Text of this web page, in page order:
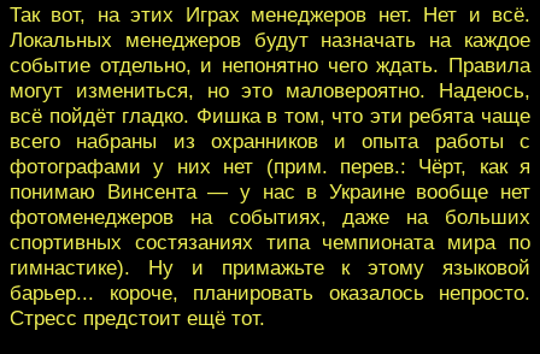
Так вот, на этих Играх менеджеров нет. Нет и всё.
Локальных менеджеров будут назначать на каждое
событие отдельно, и непонятно чего ждать. Правила
могут измениться, но это маловероятно. Надеюсь,
всё пойдёт гладко. Фишка в том, что эти ребята чаще
всего набраны из охранников и опыта работы с
фотографами у них нет (прим. перев.: Чёрт, как я
понимаю Винсента — у нас в Украине вообще нет
фотоменеджеров на событиях, даже на больших
спортивных состязаниях типа чемпионата мира по
гимнастике). Ну и примажьте к этому языковой
барьер... короче, планировать оказалось непросто.
Стресс предстоит ещё тот.